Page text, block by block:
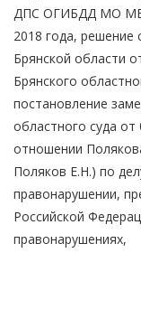
ДПС ОГИБДД МО
2018 года, решение
Брянской области
Брянского
постановление
областного суда
отношении
Поляков Е.Н.) по
правонарушении,
Российской
правонарушениях,